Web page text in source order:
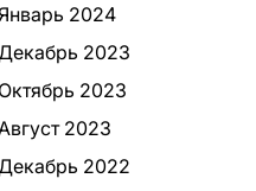
2024
2023
Октябрь 2023
2023
2022